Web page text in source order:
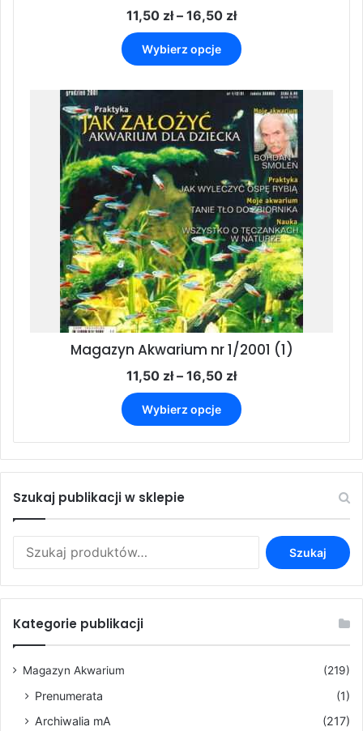
11,50 zł – 16,50 złZakres
od
11,50 zł
16,50 zł
Wybierz opcje
produkt
wiele
wariantów.
Opcje
można
wybrać
na
stronie
produktu
Magazyn Akwarium nr 1/2001 (1)
11,50 zł – 16,50 złZakres
od
11,50 zł
do
16,50 zł
Wybierz opcje
produkt
wybrać
na
stronie
produktu
Szukaj publikacji w sklepie
Szukaj
Kategorie publikacji
Magazyn Akwarium (219)
Prenumerata
(1)
Archiwalia mA
(217)